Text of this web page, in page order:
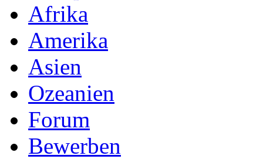
Afrika
Amerika
Asien
Ozeanien
Forum
Bewerben